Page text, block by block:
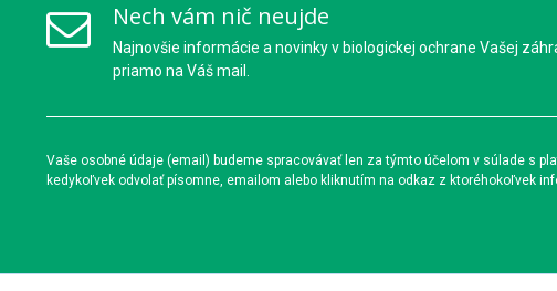
Nech vám nič neujde
Najnovšie informácie a novinky v biologickej ochrane Vašej
priamo na Váš mail.
Vaše osobné údaje (email) budeme spracovávať len za týmto účelom v súlade s
kedykoľvek odvolať písomne, emailom alebo kliknutím na odkaz z ktoréhokoľvek